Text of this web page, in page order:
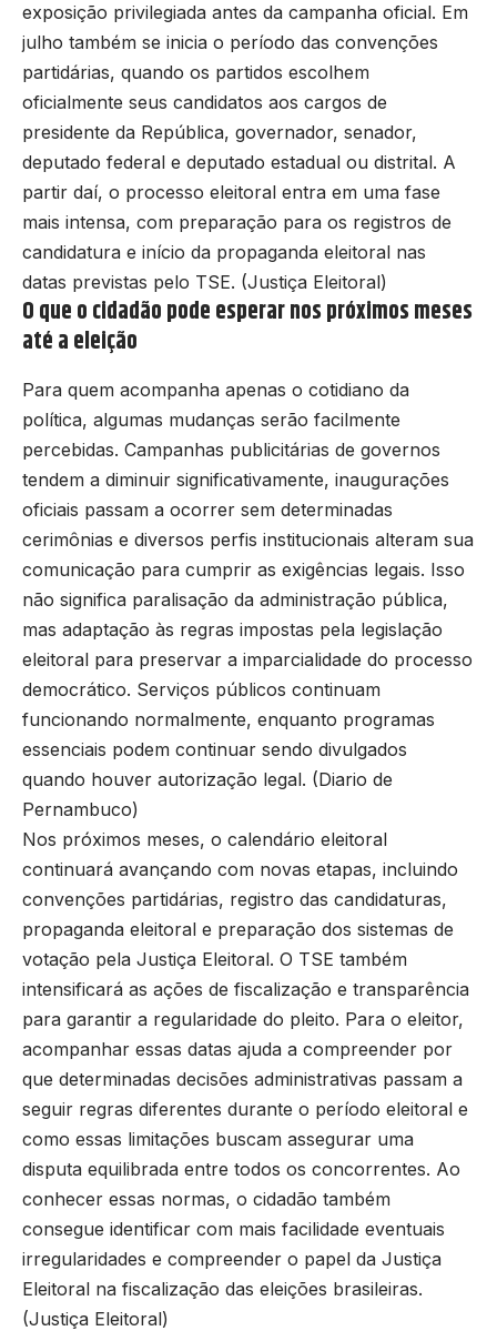
exposição privilegiada antes da campanha oficial. Em
julho também se inicia o período das convenções
partidárias, quando os partidos escolhem
oficialmente seus candidatos aos cargos de
presidente da República, governador, senador,
deputado federal e deputado estadual ou distrital. A
partir daí, o processo eleitoral entra em uma fase
mais intensa, com preparação para os registros de
candidatura e início da propaganda eleitoral nas
datas previstas pelo TSE. (Justiça Eleitoral)
O que o cidadão pode esperar nos próximos meses
até a eleição
Para quem acompanha apenas o cotidiano da
política, algumas mudanças serão facilmente
percebidas. Campanhas publicitárias de governos
tendem a diminuir significativamente, inaugurações
oficiais passam a ocorrer sem determinadas
cerimônias e diversos perfis institucionais alteram sua
comunicação para cumprir as exigências legais. Isso
não significa paralisação da administração pública,
mas adaptação às regras impostas pela legislação
eleitoral para preservar a imparcialidade do processo
democrático. Serviços públicos continuam
funcionando normalmente, enquanto programas
essenciais podem continuar sendo divulgados
quando houver autorização legal. (Diario de
Pernambuco)
Nos próximos meses, o calendário eleitoral
continuará avançando com novas etapas, incluindo
convenções partidárias, registro das candidaturas,
propaganda eleitoral e preparação dos sistemas de
votação pela Justiça Eleitoral. O TSE também
intensificará as ações de fiscalização e transparência
para garantir a regularidade do pleito. Para o eleitor,
acompanhar essas datas ajuda a compreender por
que determinadas decisões administrativas passam a
seguir regras diferentes durante o período eleitoral e
como essas limitações buscam assegurar uma
disputa equilibrada entre todos os concorrentes. Ao
conhecer essas normas, o cidadão também
consegue identificar com mais facilidade eventuais
irregularidades e compreender o papel da Justiça
Eleitoral na fiscalização das eleições brasileiras.
(Justiça Eleitoral)